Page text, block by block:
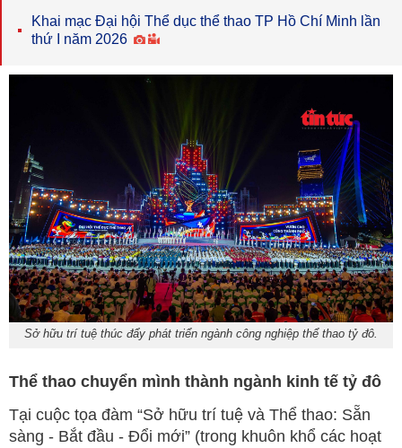
Khai mạc Đại hội Thể dục thể thao TP Hồ Chí Minh lần
thứ I năm 2026
Sở hữu trí tuệ thúc đẩy phát triển ngành công nghiệp thể thao tỷ đô.
Thể thao chuyển mình thành ngành kinh tế tỷ đô
Tại cuộc tọa đàm “Sở hữu trí tuệ và Thể thao: Sẵn
sàng - Bắt đầu - Đổi mới” (trong khuôn khổ các hoạt